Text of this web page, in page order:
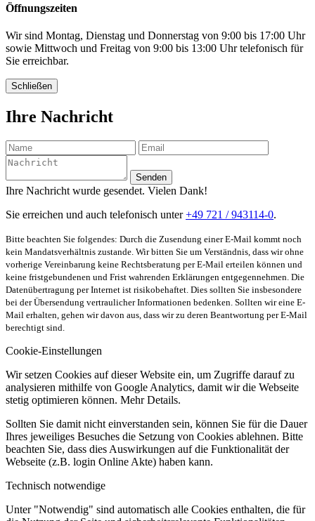
Öffnungszeiten
Wir sind Montag, Dienstag und Donnerstag von 9:00 bis 17:00 Uhr
sowie Mittwoch und Freitag von 9:00 bis 13:00 Uhr telefonisch für
Sie erreichbar.
Schließen
Ihre Nachricht
Senden
Ihre Nachricht wurde gesendet. Vielen Dank!
Sie erreichen und auch telefonisch unter+49 721 / 943114-0.
Bitte beachten Sie folgendes: Durch die Zusendung einer E-Mail kommt noch
kein Mandatsverhältnis zustande. Wir bitten Sie um Verständnis, dass wir ohne
vorherige Vereinbarung keine Rechtsberatung per E-Mail erteilen können und
keine fristgebundenen und Frist wahrenden Erklärungen entgegennehmen. Die
Datenübertragung per Internet ist risikobehaftet. Dies sollten Sie insbesondere
bei der Übersendung vertraulicher Informationen bedenken. Sollten wir eine E-
Mail erhalten, gehen wir davon aus, dass wir zu deren Beantwortung per E-Mail
berechtigt sind.
Cookie-Einstellungen
Wir setzen Cookies auf dieser Website ein, um Zugriffe darauf zu
analysieren mithilfe von Google Analytics, damit wir die Webseite
stetig optimieren können. Mehr Details.
Sollten Sie damit nicht einverstanden sein, können Sie für die Dauer
Ihres jeweiliges Besuches die Setzung von Cookies ablehnen. Bitte
beachten Sie, dass dies Auswirkungen auf die Funktionalität der
Webseite (z.B. login Online Akte) haben kann.
Technisch notwendige
Unter "Notwendig" sind automatisch alle Cookies enthalten, die für